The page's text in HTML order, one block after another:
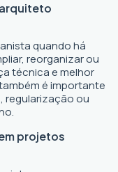
quando há
reorganizar ou
técnica e melhor
é importante
regularização ou
projetos